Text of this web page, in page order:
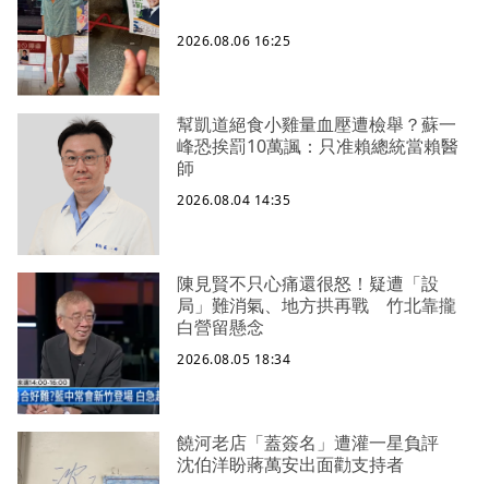
2026.08.06 16:25
幫凱道絕食小雞量血壓遭檢舉？蘇一
峰恐挨罰10萬諷：只准賴總統當賴醫
師
2026.08.04 14:35
陳見賢不只心痛還很怒！疑遭「設
局」難消氣、地方拱再戰 竹北靠攏
白營留懸念
2026.08.05 18:34
饒河老店「蓋簽名」遭灌一星負評
沈伯洋盼蔣萬安出面勸支持者